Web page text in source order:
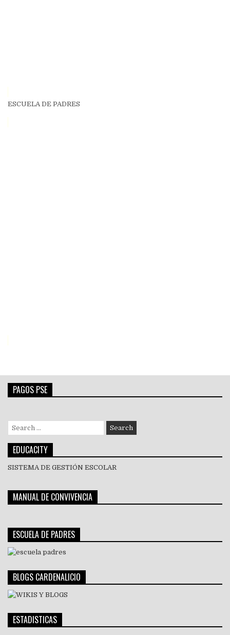
ESCUELA DE PADRES
PAGOS PSE
Search
for:
EDUCACITY
SISTEMA DE GESTIÓN ESCOLAR
MANUAL DE CONVIVENCIA
ESCUELA DE PADRES
BLOGS CARDENALICIO
ESTADISTICAS